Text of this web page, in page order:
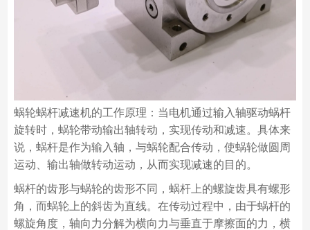
蜗轮蜗杆减速机的工作原理：当电机通过输入轴驱动蜗杆
旋转时，蜗轮带动输出轴转动，实现传动和减速。具体来
说，蜗杆是作为输入轴，与蜗轮配合传动，使蜗轮做圆周
运动、输出轴做转动运动，从而实现减速的目的。
蜗杆的齿形与蜗轮的齿形不同，蜗杆上的螺旋齿具有螺形
角，而蜗轮上的斜齿为直线。在传动过程中，由于蜗杆的
螺旋角度，轴向力分解为横向力与垂直于摩擦面的力，横